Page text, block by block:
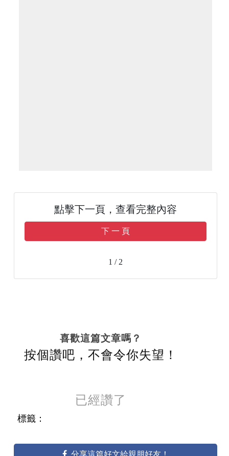
點擊下一頁，查看完整內容
下 一 頁
1 / 2
喜歡這篇文章嗎？
按個讚吧，不會令你失望！
已經讚了
標籤：
分享這篇好文給親朋好友！